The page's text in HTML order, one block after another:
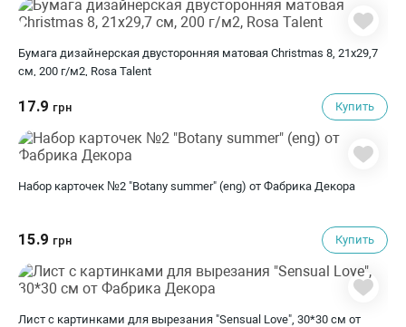
Бумага дизайнерская двусторонняя матовая Christmas 8, 21х29,7
см, 200 г/м2, Rosa Talent
17.9 грн Купить
Набор карточек №2 "Botany summer" (eng) от Фабрика Декора
15.9 грн Купить
Лист с картинками для вырезания "Sensual Love", 30*30 см от